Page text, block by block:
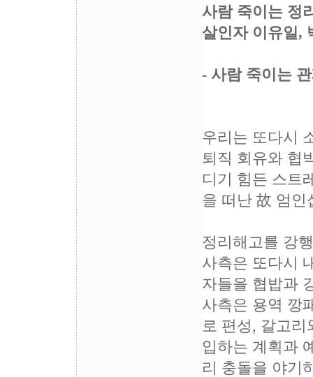
사람 죽이는 정
살인자 이유일,
- 사람 죽이는
우리는 또다시
퇴직 회유와 협
디기 힘든 스트
을 떠난 故 엄인
정리해고를 강
사측은 또다시
자들을 협밥과
사측은 용역 깡
로 편성, 갈고
입하는 계획과
리 충돌을 야기